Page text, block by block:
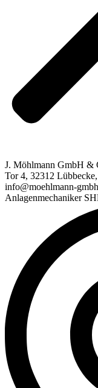
J. Möhlmann GmbH &
Tor 4, 32312
info@moehlmann-
Anlagenmechaniker